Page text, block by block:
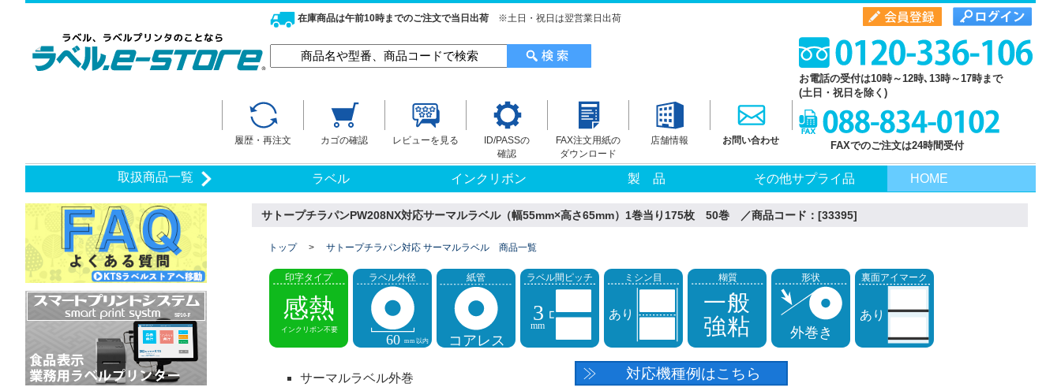
在庫商品は午前10時までのご注文で当日出荷 ※土日・祝日は翌営業日出荷
お電話の受付は10時～12時､13時～17時まで
(土日・祝日を除く)
履歴・再注文 カゴの確認 レビューを見る
ID/PASSの
確認
FAX注文用紙の
ダウンロード
店舗情報 お問い合わせ FAXでのご注文は24時間受付
取扱商品一覧 ラベル インクリボン 製 品 その他サプライ品 HOME
サトープチラパンPW208NX対応サーマルラベル（幅55mm×高さ65mm）1巻当り175枚 50巻 ／商品コード：[33395]